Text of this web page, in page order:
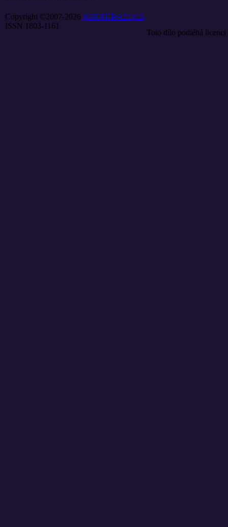
Copyright ©2007-2026 KULTURA21.CZ
ISSN 1803-1161
Toto dílo podléhá licenci